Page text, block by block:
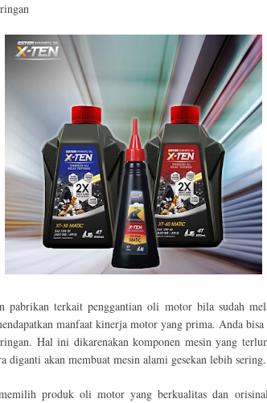
pabrikan terkait penggantian oli motor bila sudah
manfaat kinerja motor yang prima. Anda
Hal ini dikarenakan komponen mesin yang
diganti akan membuat mesin alami gesekan lebih sering.
produk oli motor yang berkualitas dan